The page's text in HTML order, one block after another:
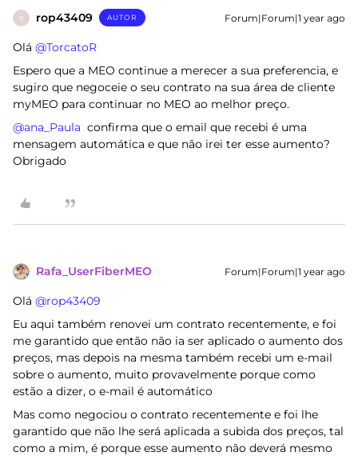
R rop43409 AUTOR Forum|Forum|1 year ago
Olá ​ @TorcatoR
Espero que a MEO continue a merecer a sua preferencia, e
sugiro que negoceie o seu contrato na sua área de cliente
myMEO para continuar no MEO ao melhor preço.
@ana_Paula confirma que o email que recebi é uma
mensagem automática e que não irei ter esse aumento?
Obrigado
Rafa_UserFiberMEO Forum|Forum|1 year ago
Olá ​ @rop43409
Eu aqui também renovei um contrato recentemente, e foi
me garantido que então não ia ser aplicado o aumento dos
preços, mas depois na mesma também recebi um e-mail
sobre o aumento, muito provavelmente porque como
estão a dizer, o e-mail é automático
Mas como negociou o contrato recentemente e foi lhe
garantido que não lhe será aplicada a subida dos preços, tal
como a mim, é porque esse aumento não deverá mesmo